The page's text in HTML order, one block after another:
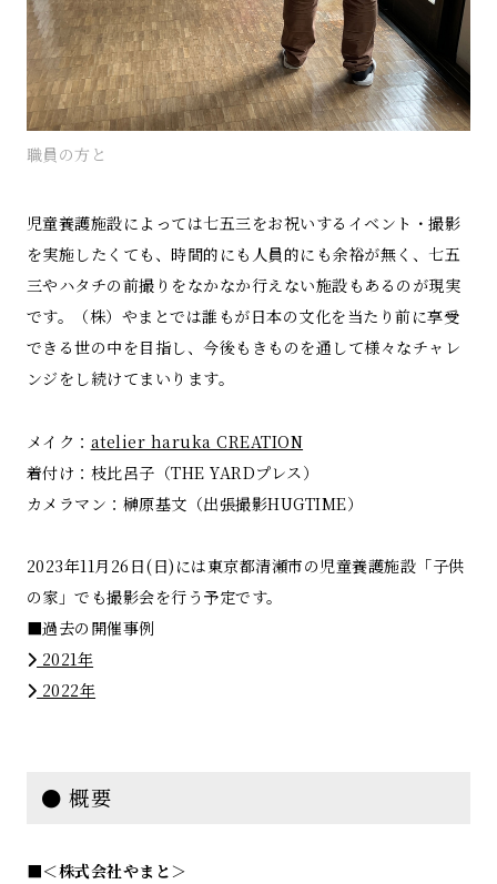
職員の方と
児童養護施設によっては七五三をお祝いするイベント・撮影
を実施したくても、時間的にも人員的にも余裕が無く、七五
三やハタチの前撮りをなかなか行えない施設もあるのが現実
です。（株）やまとでは誰もが日本の文化を当たり前に享受
できる世の中を目指し、今後もきものを通して様々なチャレ
ンジをし続けてまいります。
メイク： atelier haruka CREATION
着付け：枝比呂子（THE YARDプレス）
カメラマン：榊原基文（出張撮影HUGTIME）
2023年11月26日(日)には東京都清瀬市の児童養護施設「子供
の家」でも撮影会を行う予定です。
■過去の開催事例
2021年
2022年
● 概要
■＜株式会社やまと＞